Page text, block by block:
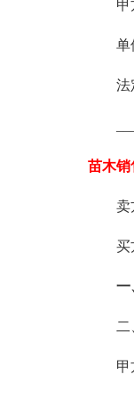
甲
单
法
苗木销
卖
买
一
甲